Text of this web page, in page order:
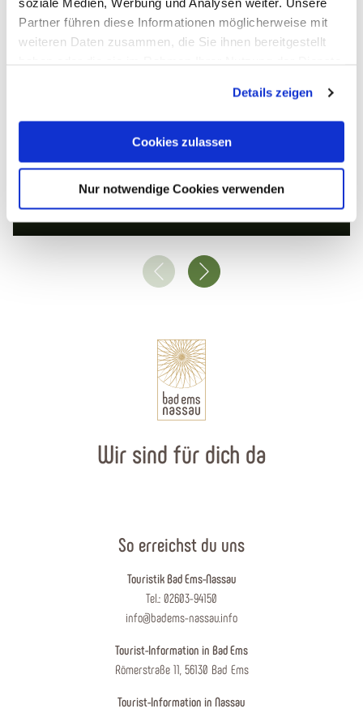
Partner führen diese Informationen möglicherweise mit
weiteren Daten zusammen, die Sie ihnen bereitgestellt
Cookies, wenn Sie unsere Webseite weiterhin nutzen.
Details zeigen
Cookies zulassen
Nur notwendige Cookies verwenden
Bahnhof Friedrichssegen
Lahnstein
Wir sind für dich da
So erreichst du uns
Touristik Bad Ems-Nassau
Tel.: 02603-94150
info@badems-nassau.info
Tourist-Information in Bad Ems
Römerstraße 11, 56130 Bad Ems
Tourist-Information in Nassau